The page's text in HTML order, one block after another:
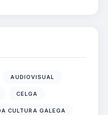
AUDIOVISUAL
CELGA
CULTURA GALEGA